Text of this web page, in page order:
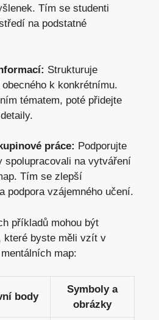
Tím se studenti
na podstatné
Strukturuje
k konkrétnímu.
tématem, poté přidejte
práce: Podporujte
spolupracovali na vytváření
Tím se zlepší
podpora vzájemného učení.
příkladů mohou být
které byste měli vzít v
map:
body
Symboly a
obrázky